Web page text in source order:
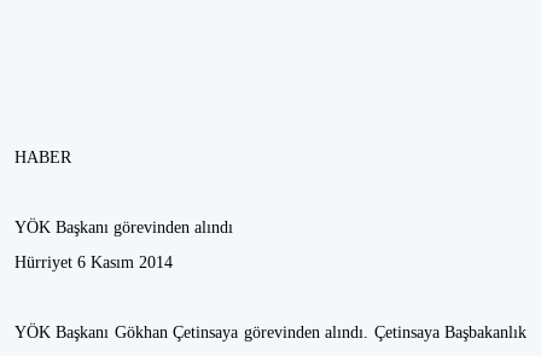
HABER
YÖK Başkanı görevinden alındı
Hürriyet 6 Kasım 2014
YÖK Başkanı Gökhan Çetinsaya görevinden alındı. Çetinsaya Başbakanlık